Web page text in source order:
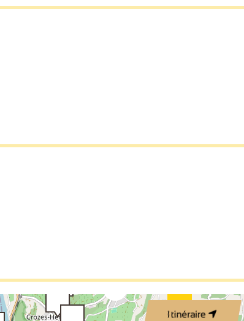
Itinéraire
2